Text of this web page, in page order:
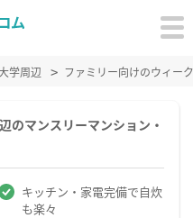
学周辺 ファミリー向けのウィー
のマンスリーマンション・
キッチン・家電完備で自炊
も楽々